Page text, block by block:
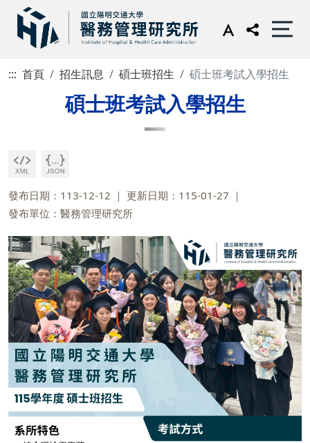
::: 首頁 招生訊息 碩士班招生 碩士班考試入學招生
碩士班考試入學招生
發布日期：113-12-12
更新日期：115-01-27
發布單位：醫務管理研究所